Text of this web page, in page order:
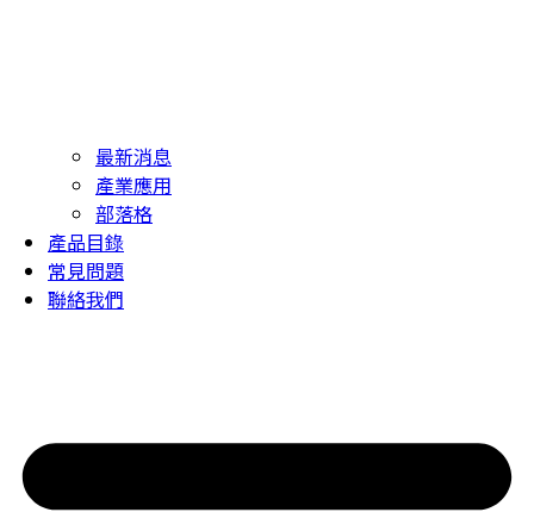
最新消息
產業應用
部落格
產品目錄
常見問題
聯絡我們